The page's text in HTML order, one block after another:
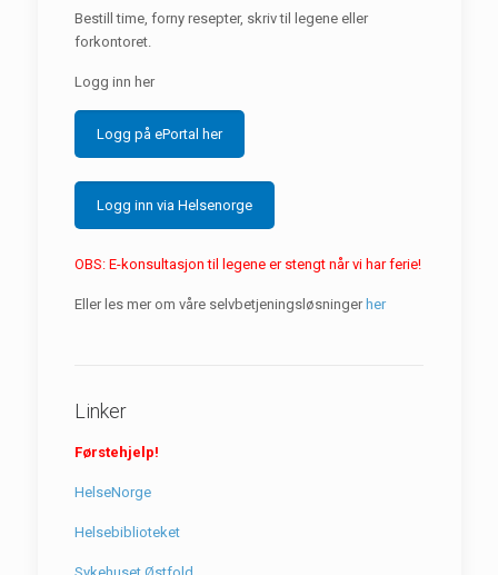
Bestill time, forny resepter, skriv til legene eller
forkontoret.
Logg inn her
Logg på ePortal her
Logg inn via Helsenorge
OBS: E-konsultasjon til legene er stengt når vi har ferie!
Eller les mer om våre selvbetjeningsløsninger her
Linker
Førstehjelp!
HelseNorge
Helsebiblioteket